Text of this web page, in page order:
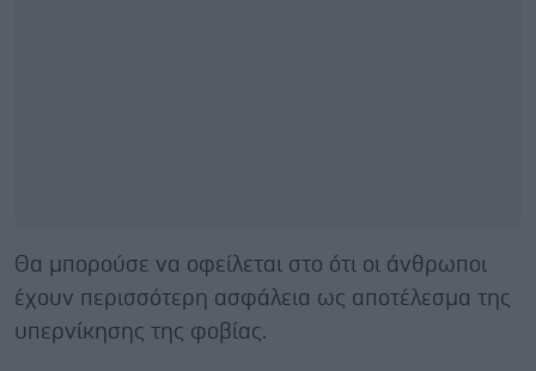
Θα μπορούσε να οφείλεται στο ότι οι άνθρωποι
έχουν περισσότερη ασφάλεια ως αποτέλεσμα της
υπερνίκησης της φοβίας.